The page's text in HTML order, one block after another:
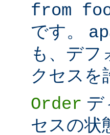
from
です。
も、デ
クセスを
Order デ
セスの状